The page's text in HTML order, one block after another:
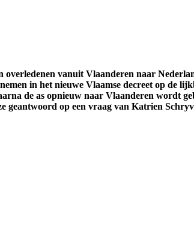
vanuit Vlaanderen naar
in het nieuwe Vlaamse decreet op de
de as opnieuw naar Vlaanderen wordt
op een vraag van Katrien